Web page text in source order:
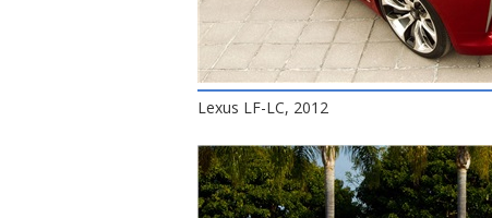
Lexus LF-LC, 2012